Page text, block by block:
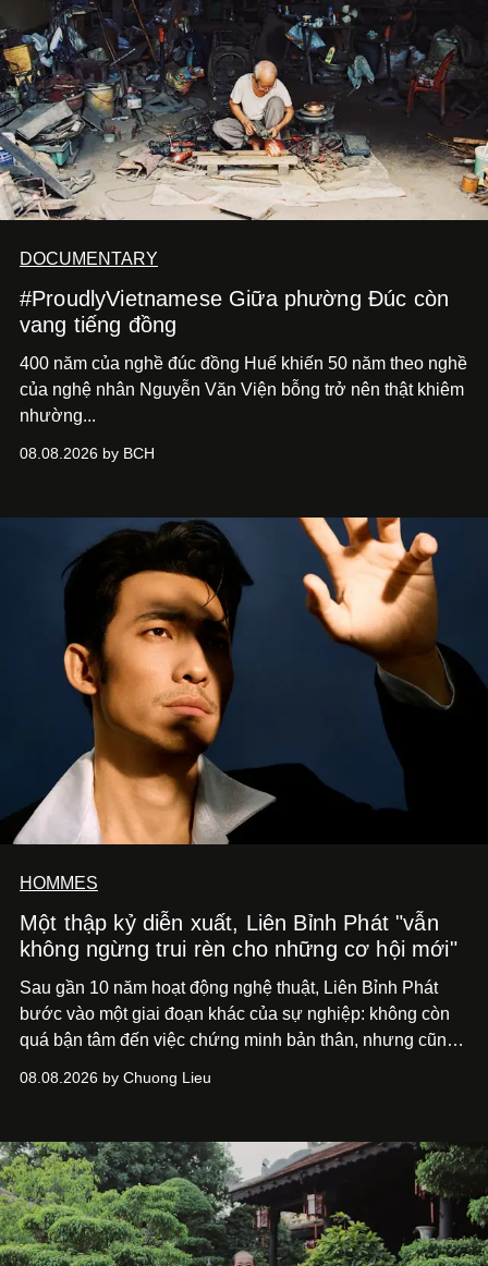
DOCUMENTARY
#ProudlyVietnamese Giữa phường Đúc còn
vang tiếng đồng
400 năm của nghề đúc đồng Huế khiến 50 năm theo nghề
của nghệ nhân Nguyễn Văn Viện bỗng trở nên thật khiêm
nhường...
08.08.2026 by BCH
HOMMES
Một thập kỷ diễn xuất, Liên Bỉnh Phát "vẫn
không ngừng trui rèn cho những cơ hội mới"
Sau gần 10 năm hoạt động nghệ thuật, Liên Bỉnh Phát
bước vào một giai đoạn khác của sự nghiệp: không còn
quá bận tâm đến việc chứng minh bản thân, nhưng cũng
phim điện ảnh trong nửa đầu 2026 đến hành trình trở lại
bằng một tâm thế điềm tĩnh hơn. Anh tiếp tục học hỏi, trau
dồi và chờ đợi những vai diễn đủ sức đưa mình đến
những vùng đất mới. Ở tuổi ngoài 30, điều anh theo đuổi
không phải những đích đến quá lớn, mà là khả năng luôn
tiến về phía trước.
08.08.2026 by Chuong Lieu